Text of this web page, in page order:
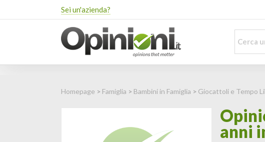
Sei un'azienda?
Homepage > Famiglia > Bambini in Famiglia > Giocattoli e Tempo
anni